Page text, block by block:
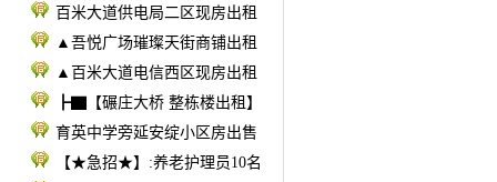
百米大道供电局二区现房出租
▲吾悦广场璀璨天街商铺出租
▲百米大道电信西区现房出租
┣▇【碾庄大桥 整栋楼出租】
育英中学旁延安绽小区房出售
【★急招★】:养老护理员10名